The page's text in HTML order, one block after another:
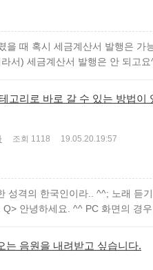
을 때 혹시 세금계산서 발행은 가
서) 세금계산서 발행은 안 되고요
고리로 바로 갈 수 있는 방법이
조회 1118 19.05.20. 19:57
성격의 한국인이라.. ^^; 노래 듣
안녕하세요. ^^ PC 화면의 경우
는 음원을 내려받고 싶습니다.